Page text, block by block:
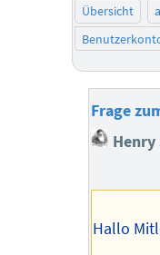
Übersicht
Frage
Henry
Hallo